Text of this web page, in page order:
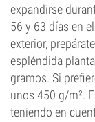
expandirse
56 y 63 días en
exterior,
espléndida
gramos. Si
unos 450 g/m².
teniendo en